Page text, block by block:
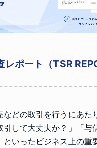
レポート（TSR
などの取引を行うにあた
引して大丈夫か？」「与
といったビジネス上の重